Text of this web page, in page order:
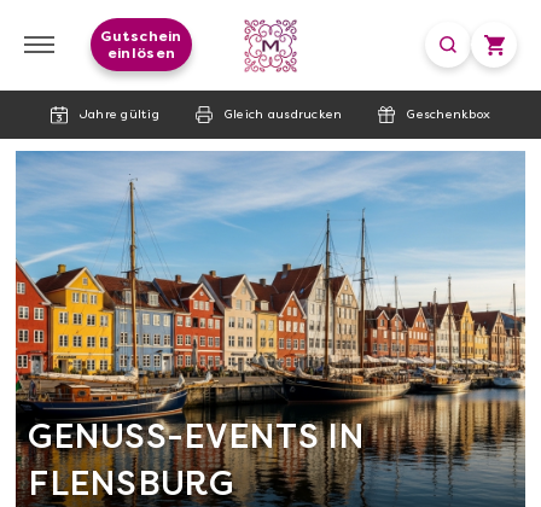
Jahre gültig Gleich ausdrucken Geschenkbox
Gutschein
einlösen
GENUSS-EVENTS IN
FLENSBURG